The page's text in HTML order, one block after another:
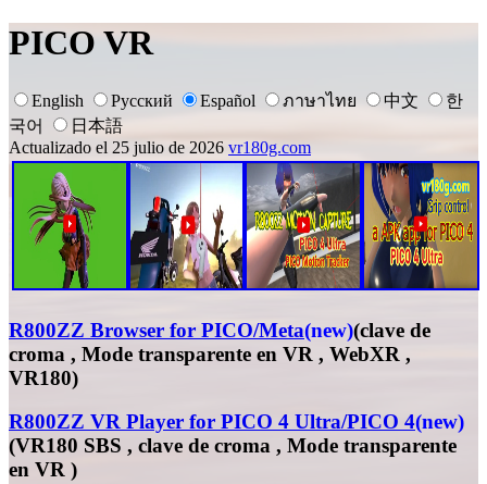
PICO VR
English Русский Español ภาษาไทย 中文
한
국어
日本語
Actualizado el 25 julio de 2026 vr180g.com
R800ZZ Browser for PICO/Meta(new)(clave de
croma , Mode transparente en VR , WebXR ,
VR180)
R800ZZ VR Player for PICO 4 Ultra/PICO 4(new)
(VR180 SBS , clave de croma , Mode transparente
en VR )